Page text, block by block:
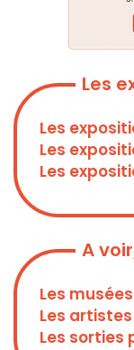
Les
Les
Les
Les
A
Les
Les
Les sorties